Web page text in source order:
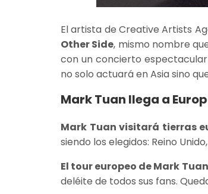
El artista de Creative Artists
Other Side, mismo nombre
con un concierto espectacular
no solo actuará en Asia sino
Mark Tuan llega a
Mark Tuan visitará tierras
siendo los elegidos: Reino
El tour europeo de Mark
deléite de todos sus fans.